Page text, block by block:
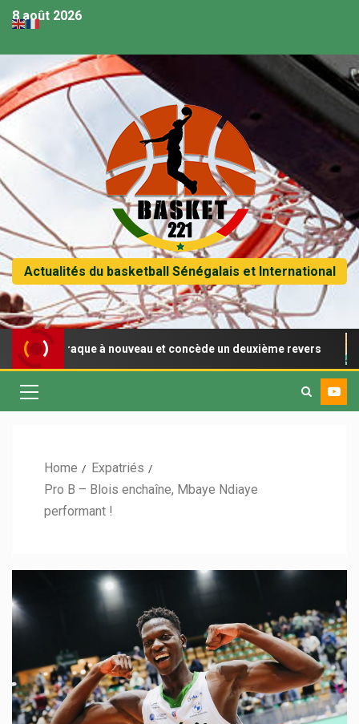
8 août 2026
Actualités du basketball Sénégalais et International
craque à nouveau et concède un deuxième revers
Home
Expatriés
Pro B – Blois enchaîne, Mbaye Ndiaye
performant !